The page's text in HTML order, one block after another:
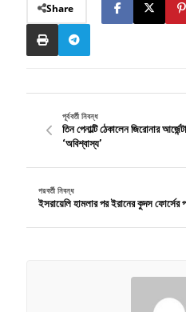
Share
পূর্ববর্তী নিবন্ধ
তিন পেনাল্টি ঠেকালেন জিরোনার
‘অবিশ্বাস্য’
পরবর্তী নিবন্ধ
ইসরায়েলি হামলার পর ইরানের কুদস ফোর্সের